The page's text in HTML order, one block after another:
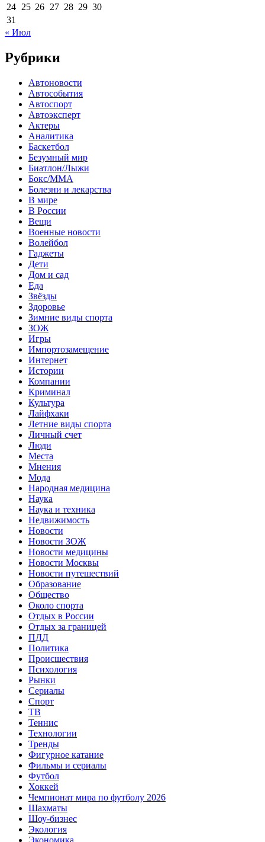
24 25 26 27 28 29 30
31
« Июл
Рубрики
Автоновости
Автособытия
Автоспорт
Автоэксперт
Актеры
Аналитика
Баскетбол
Безумный мир
Биатлон/Лыжи
Бокс/MMA
Болезни и лекарства
В мире
В России
Вещи
Военные новости
Волейбол
Гаджеты
Дети
Дом и сад
Еда
Звёзды
Здоровье
Зимние виды спорта
ЗОЖ
Игры
Импортозамещение
Интернет
Истории
Компании
Криминал
Культура
Лайфхаки
Летние виды спорта
Личный счет
Люди
Места
Мнения
Мода
Народная медицина
Наука
Наука и техника
Недвижимость
Новости
Новости ЗОЖ
Новости медицины
Новости Москвы
Новости путешествий
Образование
Общество
Около спорта
Отдых в России
Отдых за границей
ПДД
Политика
Происшествия
Психология
Рынки
Сериалы
Спорт
ТВ
Теннис
Технологии
Тренды
Фигурное катание
Фильмы и сериалы
Футбол
Хоккей
Чемпионат мира по футболу 2026
Шахматы
Шоу-бизнес
Экология
Экономика